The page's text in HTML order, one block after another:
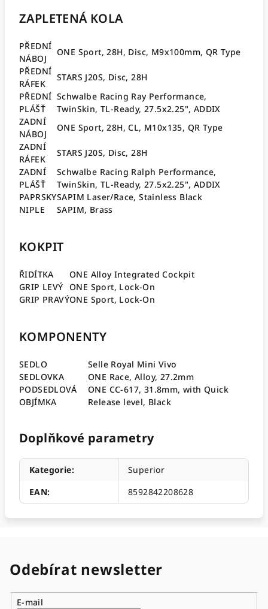
ZAPLETENÁ KOLA
PŘEDNÍ
NÁBOJ
ONE Sport, 28H, Disc, M9x100mm, QR Type
PŘEDNÍ
RÁFEK
STARS J20S, Disc, 28H
PŘEDNÍ
PLÁŠŤ
Schwalbe Racing Ray Performance,
TwinSkin, TL-Ready, 27.5x2.25", ADDIX
ZADNÍ
NÁBOJ
ONE Sport, 28H, CL, M10x135, QR Type
ZADNÍ
RÁFEK
STARS J20S, Disc, 28H
ZADNÍ
PLÁŠŤ
Schwalbe Racing Ralph Performance,
TwinSkin, TL-Ready, 27.5x2.25", ADDIX
PAPRSKYSAPIM Laser/Race, Stainless Black
NIPLE
SAPIM, Brass
KOKPIT
ŘIDÍTKA
ONE Alloy Integrated Cockpit
GRIP LEVÝ ONE Sport, Lock-On
GRIP PRAVÝONE Sport, Lock-On
KOMPONENTY
SEDLO
Selle Royal Mini Vivo
SEDLOVKA
ONE Race, Alloy, 27.2mm
PODSEDLOVÁ
OBJÍMKA
ONE CC-617, 31.8mm, with Quick
Release level, Black
Doplňkové parametry
Kategorie:
Superior
EAN: 8592842208628
Odebírat newsletter
E-mail